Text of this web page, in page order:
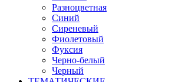
Разноцветная
Синий
Сиреневый
Фиолетовый
Фуксия
Черно-белый
Черный